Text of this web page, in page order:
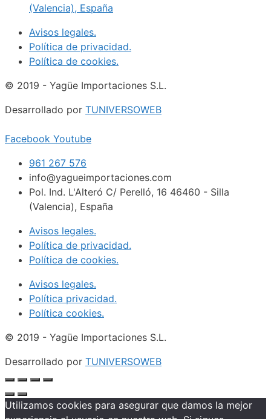
(Valencia), España
Avisos legales.
Política de privacidad.
Política de cookies.
© 2019 - Yagüe Importaciones S.L.
Desarrollado por TUNIVERSOWEB
Facebook Youtube
961 267 576
info@yagueimportaciones.com
Pol. Ind. L'Alteró C/ Perelló, 16 46460 - Silla
(Valencia), España
Avisos legales.
Política de privacidad.
Política de cookies.
Avisos legales.
Política privacidad.
Política cookies.
© 2019 - Yagüe Importaciones S.L.
Desarrollado por TUNIVERSOWEB
Utilizamos cookies para asegurar que damos la mejor